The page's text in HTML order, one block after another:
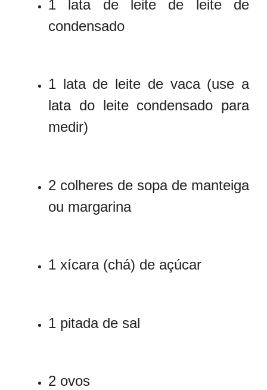
1 lata de leite de leite de
condensado
1 lata de leite de vaca (use a
lata do leite condensado para
medir)
2 colheres de sopa de manteiga
ou margarina
1 xícara (chá) de açúcar
1 pitada de sal
2 ovos